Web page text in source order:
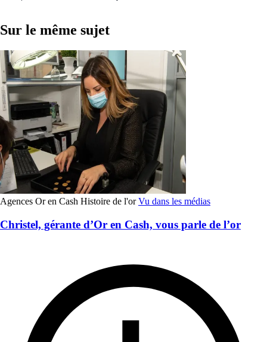
Sur le même sujet
Agences Or en Cash Histoire de l'or Vu dans les médias
Christel, gérante d’Or en Cash, vous parle de l’or